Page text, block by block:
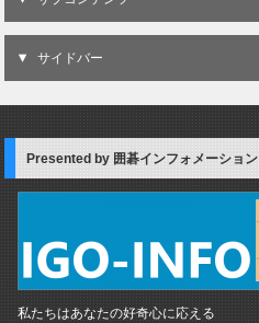
サイドバー
Presented by 囲碁インフォメーション
私たちはあなたの好奇心に応える